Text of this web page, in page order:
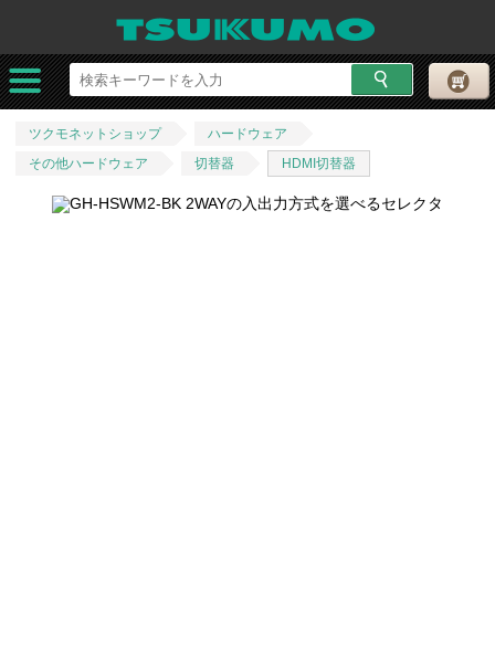
ツクモネットショップ
ハードウェア
その他ハードウェア
切替器 HDMI切替器